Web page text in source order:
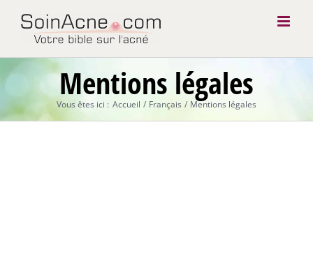
contenu
Mentions légales
Vous êtes ici : Accueil Français Mentions légales